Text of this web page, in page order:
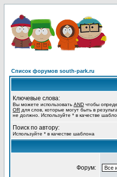
Список форумов south-park.ru
Ключевые слова:
Вы можете использовать AND чтобы
OR для слов, которые могут быть в
не должно. Используйте * в качестве
Поиск по автору:
Используйте * в качестве шаблона
Форум: